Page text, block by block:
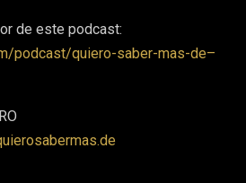
de este podcast:
podcast/quiero-saber-mas-de–